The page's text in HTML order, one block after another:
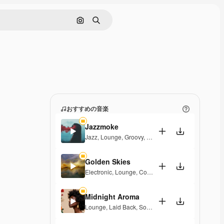
画像で検索
検索
おすすめの音楽
Jazzmoke
Jazz, Lounge, Groovy, Laid Back Elegant
Golden Skies
Electronic, Lounge, Corporate Groovy
Midnight Aroma
Lounge, Laid Back, Soulful Elegant